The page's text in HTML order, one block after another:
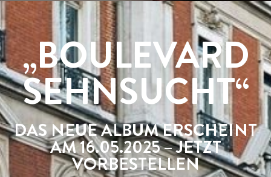
„BOULEVARD
SEHNSUCHT“
DAS NEUE ALBUM ERSCHEINT
AM 16.05.2025 – JETZT
VORBESTELLEN